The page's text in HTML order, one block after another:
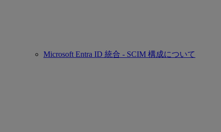
Microsoft Entra ID 統合 - SCIM 構成について